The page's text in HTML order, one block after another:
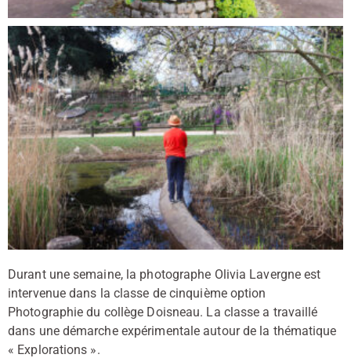
Durant une semaine, la photographe Olivia Lavergne est
intervenue dans la classe de cinquième option
Photographie du collège Doisneau. La classe a travaillé
dans une démarche expérimentale autour de la thématique
« Explorations ».